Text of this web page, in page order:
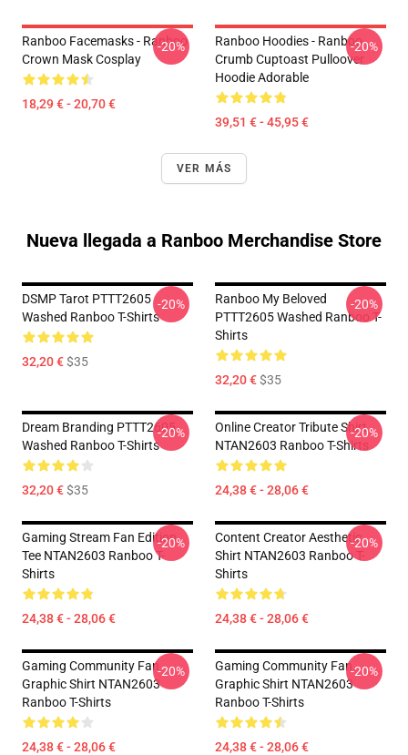
Ranboo Facemasks - Ranboo
Crown Mask Cosplay
18,29 € - 20,70 €
-20%
Ranboo Hoodies - Ranboo
Crumb Cuptoast Pulloover
Hoodie Adorable
39,51 € - 45,95 €
-20%
VER MÁS
Nueva llegada a Ranboo Merchandise Store
DSMP Tarot PTTT2605
Washed Ranboo T-Shirts
32,20 €$35
-20%
Ranboo My Beloved
PTTT2605 Washed Ranboo T-
Shirts
32,20 €$35
-20%
Dream Branding PTTT2605
Washed Ranboo T-Shirts
32,20 €$35
-20%
Online Creator Tribute Shirt
NTAN2603 Ranboo T-Shirts
24,38 € - 28,06 €
-20%
Gaming Stream Fan Edition
Tee NTAN2603 Ranboo T-
Shirts
24,38 € - 28,06 €
-20%
Content Creator Aesthetic
Shirt NTAN2603 Ranboo T-
Shirts
24,38 € - 28,06 €
-20%
Gaming Community Fan
Graphic Shirt NTAN2603
Ranboo T-Shirts
24,38 € - 28,06 €
-20%
Gaming Community Fan
Graphic Shirt NTAN2603
Ranboo T-Shirts
24,38 € - 28,06 €
-20%